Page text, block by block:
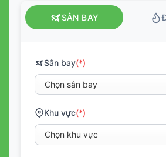
SÂN BAY
Sân bay(*)
Khu vực(*)